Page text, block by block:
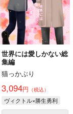
世界には愛しかない総
集編
猫っかぶり
3,094円 （税込）
ヴィクトル×勝生勇利